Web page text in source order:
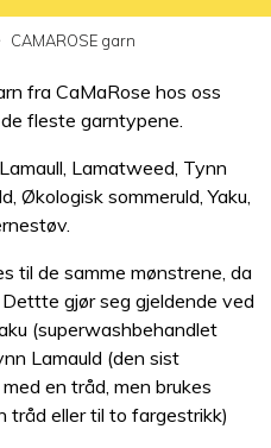
CAMAROSE garn
fra CaMaRose hos oss
fleste garntypene.
Lamatweed, Tynn
Økologisk sommeruld, Yaku,
til de samme mønstrene, da
gjør seg gjeldende ved
(superwashbehandlet
Lamauld (den sist
en tråd, men brukes
tråd eller til to fargestrikk)